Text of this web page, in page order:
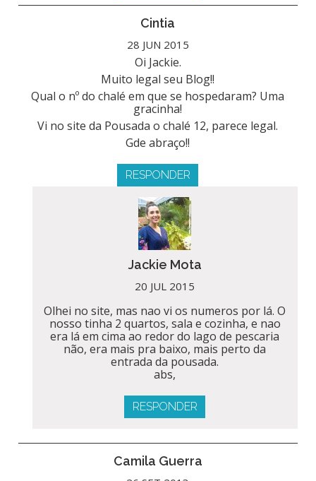
Cintia
28 JUN 2015
Oi Jackie.
Muito legal seu Blog!!
Qual o nº do chalé em que se hospedaram? Uma
gracinha!
Vi no site da Pousada o chalé 12, parece legal.
Gde abraço!!
RESPONDER
Jackie Mota
20 JUL 2015
Olhei no site, mas nao vi os numeros por lá. O
nosso tinha 2 quartos, sala e cozinha, e nao
era lá em cima ao redor do lago de pescaria
não, era mais pra baixo, mais perto da
entrada da pousada.
abs,
RESPONDER
Camila Guerra